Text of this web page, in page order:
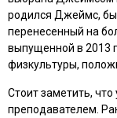
родился Джеймс,
перенесенный на
выпущенной в 2013
физкультуры,
Стоит заметить,
преподавателем.